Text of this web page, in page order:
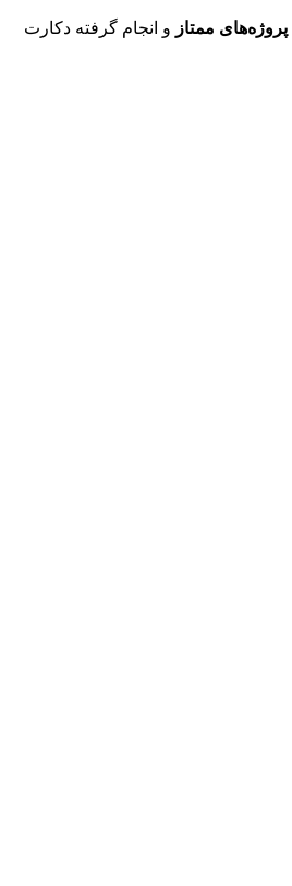
پروژه‌های ممتاز و انجام گرفته دکارت